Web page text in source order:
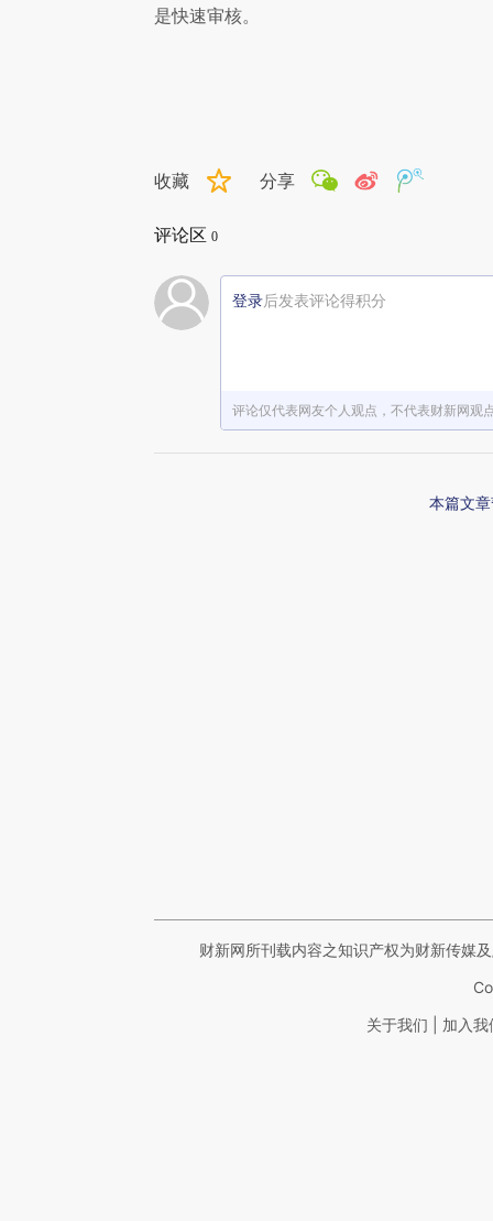
是快速审核。
收藏 分享
评论区 0
登录后发表评论得积分
评论仅代表网友个人观点，不代表财新网观
本篇文
财新网所刊载内容之知识产权为财新传媒
关于我们 加入我